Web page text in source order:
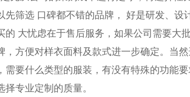
先筛选 口碑都不错的品牌， 好是研发、设
的 大忧虑在于售后服务，如果公司需要大
，方便对样衣面料及款式进一步确定。当
需要什么类型的服装，有没有特殊的功能
专业定制的质量。